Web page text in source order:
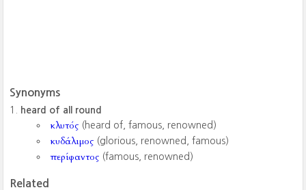
Synonyms
heard of all round
κλυτός (heard of, famous, renowned)
κυδάλιμος (glorious, renowned, famous)
περίφαντος (famous, renowned)
Related